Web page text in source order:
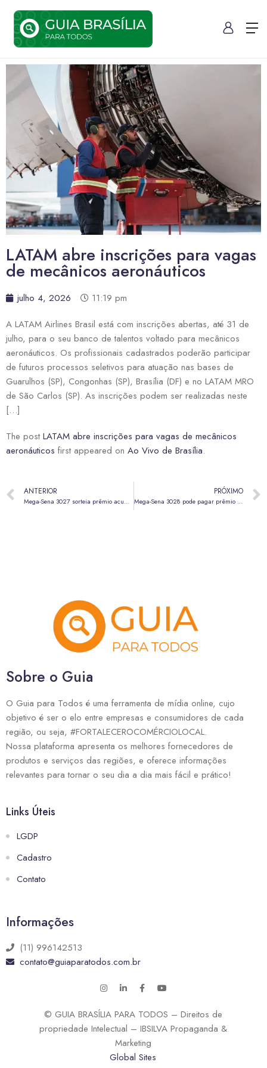
LATAM abre inscrições para vagas
de mecânicos aeronáuticos
julho 4, 2026
11:19 pm
A LATAM Airlines Brasil está com inscrições abertas, até 31 de
julho, para o seu banco de talentos voltado para mecânicos
aeronáuticos. Os profissionais cadastrados poderão participar
de futuros processos seletivos para atuação nas bases de
Guarulhos (SP), Congonhas (SP), Brasília (DF) e no LATAM MRO
de São Carlos (SP). As inscrições podem ser realizadas neste
[…]
The post LATAM abre inscrições para vagas de mecânicos
aeronáuticos first appeared on Ao Vivo de Brasília.
ANTERIOR
Mega-Sena 3027 sorteia prêmio acumulado em R$ 33 milhões neste sábado (4)
PRÓXIMO
Mega-Sena 3028 pode pagar prêmio acumulado em R$ 38 milhões nesta terça (7)
Sobre o Guia
O Guia para Todos é uma ferramenta de mídia online, cujo
objetivo é ser o elo entre empresas e consumidores de cada
região, ou seja, #FORTALECEROCOMÉRCIOLOCAL.
Nossa plataforma apresenta os melhores fornecedores de
produtos e serviços das regiões, e oferece informações
relevantes para tornar o seu dia a dia mais fácil e prático!
Links Úteis
LGDP
Cadastro
Contato
Informações
(11) 996142513
contato@guiaparatodos.com.br
© GUIA BRASÍLIA PARA TODOS – Direitos de
propriedade Intelectual – IBSILVA Propaganda &
Marketing
Global Sites